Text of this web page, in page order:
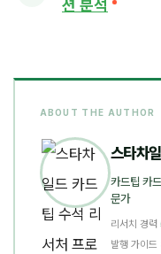
션 분석
ABOUT THE AUTHOR
스타차
카드팁 카
문가
리서치 경력
발행 가이드